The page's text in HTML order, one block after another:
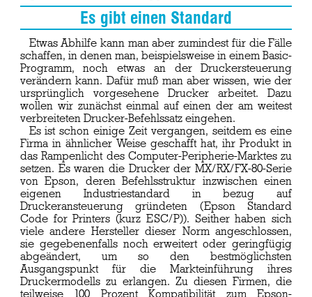
Es gibt einen Standard
Etwas Abhilfe kann man aber zumindest für die Fälle
schaffen, in denen man, beispielsweise in einem Basic-
Programm, noch etwas an der Druckersteuerung
verändern kann. Dafür muß man aber wissen, wie der
ursprünglich vorgesehene Drucker arbeitet. Dazu
wollen wir zunächst einmal auf einen der am weitest
verbreiteten Drucker-Befehlssatz eingehen.
Es ist schon einige Zeit vergangen, seitdem es eine
Firma in ähnlicher Weise geschafft hat, ihr Produkt in
das Rampenlicht des Computer-Peripherie-Marktes zu
setzen. Es waren die Drucker der MX/RX/FX-80-Serie
von Epson, deren Befehlsstruktur inzwischen einen
eigenen Industriestandard in bezug auf
Druckeransteuerung gründeten (Epson Standard
Code for Printers (kurz ESC/P)). Seither haben sich
viele andere Hersteller dieser Norm angeschlossen,
sie gegebenenfalls noch erweitert oder geringfügig
abgeändert, um so den bestmöglichsten
Ausgangspunkt für die Markteinführung ihres
Druckermodells zu erlangen. Zu diesen Firmen, die
teilweise 100 Prozent Kompatibilität zum Epson-